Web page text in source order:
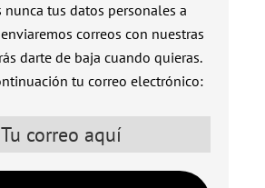
nunca tus datos personales a
correos con nuestras
darte de baja cuando quieras.
tu correo electrónico: